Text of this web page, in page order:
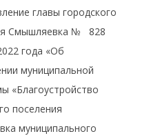
главы городского
Смышляевка № 828
года «Об
муниципальной
«Благоустройство
поселения
муниципального